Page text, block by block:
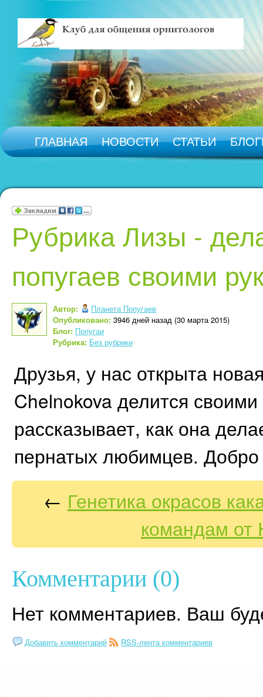
ГЛАВНАЯ НОВОСТИ СТАТЬИ
Рубрика Лизы -
попугаев своими
Автор:
Планета Попугаев
Опубликовано: 3946 дней назад (30 марта 2015)
Блог: Попугаи
Рубрика: Без рубрики
Друзья, у нас открыта
Chelnokova делится
рассказывает, как она
пернатых любимцев.
← Генетика окрасов
командам от
Комментарии (0)
Нет комментариев. Ваш
Добавить комментарий RSS-лента комментариев